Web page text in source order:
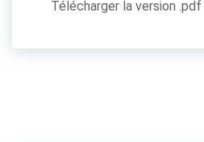
Télécharger la version .pdf